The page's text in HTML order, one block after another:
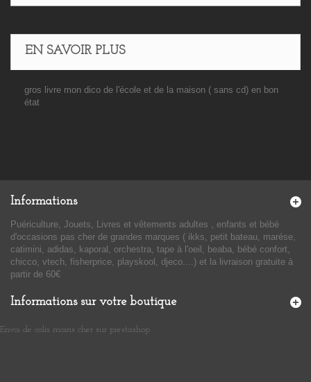
EN SAVOIR PLUS
gros livre mon dico de l'école et de la maison ( sans cd) en bon
état
Informations
Puériculture, Jouets, Livres et vêtements adultes , enfants et bébé
d'occasions pas cher de grandes marques ( ikks, petit bateau, marése,
catimini, adidas, kaporal, orchestra, tape à l'oeil, beaba, bébé confort,
chicco, vtech, fisherprice, playskool, djeco....) et la livraison gratuite à
partir de 60€
Informations sur votre boutique
Envoi de colis moins cher sur prestashop